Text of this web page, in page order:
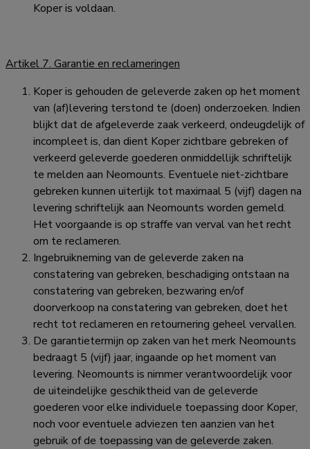
Koper is voldaan.
Artikel 7. Garantie en reclameringen
Koper is gehouden de geleverde zaken op het moment
van (af)levering terstond te (doen) onderzoeken. Indien
blijkt dat de afgeleverde zaak verkeerd, ondeugdelijk of
incompleet is, dan dient Koper zichtbare gebreken of
verkeerd geleverde goederen onmiddellijk schriftelijk
te melden aan Neomounts. Eventuele niet-zichtbare
gebreken kunnen uiterlijk tot maximaal 5 (vijf) dagen na
levering schriftelijk aan Neomounts worden gemeld.
Het voorgaande is op straffe van verval van het recht
om te reclameren.
Ingebruikneming van de geleverde zaken na
constatering van gebreken, beschadiging ontstaan na
constatering van gebreken, bezwaring en/of
doorverkoop na constatering van gebreken, doet het
recht tot reclameren en retournering geheel vervallen.
De garantietermijn op zaken van het merk Neomounts
bedraagt 5 (vijf) jaar, ingaande op het moment van
levering. Neomounts is nimmer verantwoordelijk voor
de uiteindelijke geschiktheid van de geleverde
goederen voor elke individuele toepassing door Koper,
noch voor eventuele adviezen ten aanzien van het
gebruik of de toepassing van de geleverde zaken.